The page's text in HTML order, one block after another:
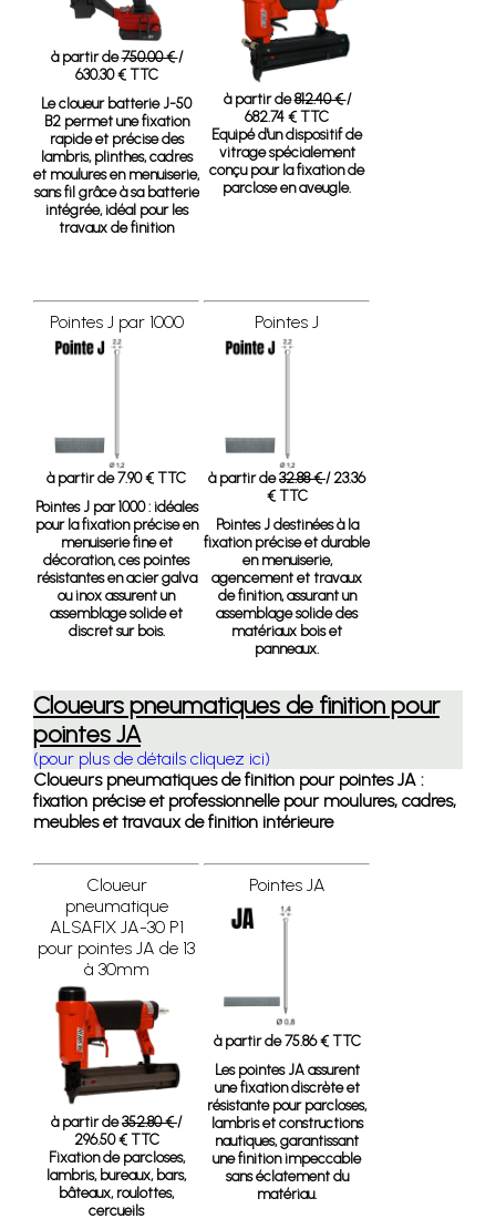
à partir de750.00 €/
630.30 € TTC
Le cloueur batterie J-50
B2permet une fixation
rapide et précise des
lambris, plinthes, cadres
et moulures en menuiserie,
sans fil grâce à sa batterie
intégrée, idéal pour les
travaux de finition
à partir de812.40 €/
682.74 € TTC
Equipé d'un dispositif de
vitrage spécialement
conçu pour la fixation de
parclose en aveugle.
Pointes J par 1000
à partir de 7.90 € TTC
Pointes J par 1000: idéales
pour la fixation précise en
menuiserie fine et
décoration, ces pointes
résistantes en acier galva
ou inox assurent un
assemblage solide et
discret sur bois.
Pointes J
à partir de32.88 €/ 23.36
€ TTC
Pointes Jdestinées à la
fixation précise et durable
en menuiserie,
agencement et travaux
de finition, assurant un
assemblage solide des
matériaux bois et
panneaux.
Cloueurs pneumatiques de finition pour
pointes JA
(pour plus de détails cliquez ici)
Cloueurs pneumatiques de finition pour pointes JA :
fixation précise et professionnelle pour moulures, cadres,
meubles et travaux de finition intérieure
Cloueur
pneumatique
ALSAFIX JA-30 P1
pour pointes JA de 13
à 30mm
à partir de352.80 €/
296.50 € TTC
Fixation de parcloses,
lambris, bureaux, bars,
bâteaux, roulottes,
cercueils
Pointes JA
à partir de 75.86 € TTC
Les pointes JA assurent
une fixation discrète et
résistante pour parcloses,
lambris et constructions
nautiques, garantissant
une finition impeccable
sans éclatement du
matériau.